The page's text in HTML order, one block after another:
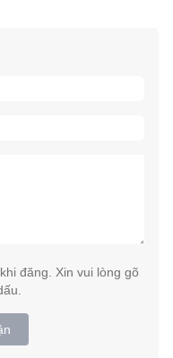
đăng. Xin vui lòng gõ